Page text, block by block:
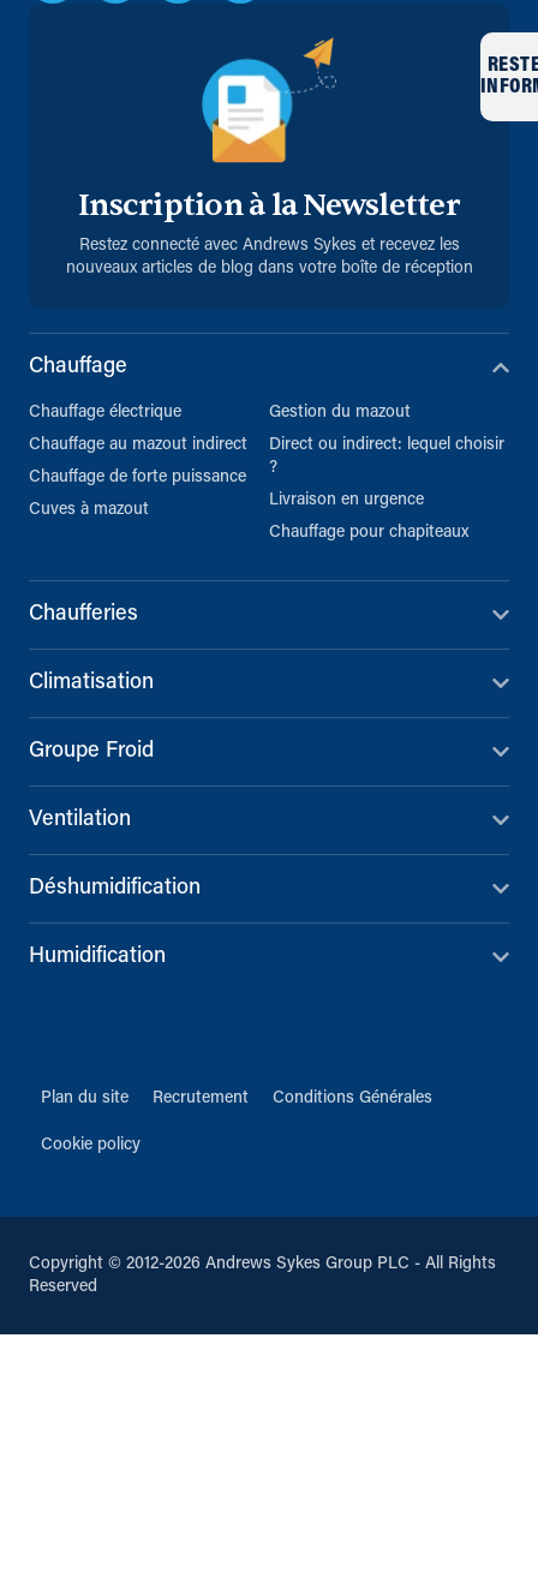
Inscription à la Newsletter
Restez connecté avec Andrews Sykes et recevez les
nouveaux articles de blog dans votre boîte de réception
Chauffage
Chauffage électrique
Chauffage au mazout indirect
Chauffage de forte puissance
Cuves à mazout
Gestion du mazout
Direct ou indirect: lequel choisir
?
Livraison en urgence
Chauffage pour chapiteaux
Chaufferies
Climatisation
Groupe Froid
Ventilation
Déshumidification
Humidification
Plan du site Recrutement Conditions Générales
Cookie policy
Copyright © 2012-2026 Andrews Sykes Group PLC - All Rights
Reserved